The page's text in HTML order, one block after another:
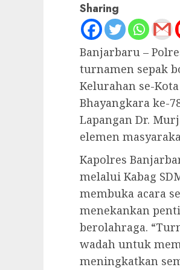
Sharing
Banjarbaru –
turnamen sepak
Kelurahan se-
Bhayangkara ke-
Lapangan Dr.
elemen
Kapolres
melalui Kabag
membuka acara
menekankan
berolahraga.
wadah untuk
meningkatkan